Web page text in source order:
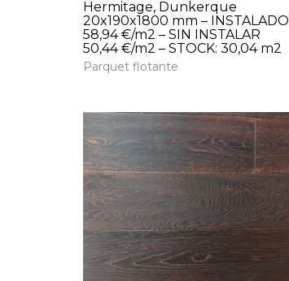
Hermitage, Dunkerque
20x190x1800 mm – INSTALADO
58,94 €/m2 – SIN INSTALAR
50,44 €/m2 – STOCK: 30,04 m2
Parquet flotante